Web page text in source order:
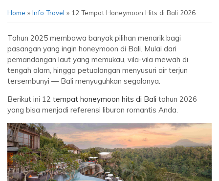
Home » Info Travel » 12 Tempat Honeymoon Hits di Bali 2026
Tahun 2025 membawa banyak pilihan menarik bagi
pasangan yang ingin honeymoon di Bali. Mulai dari
pemandangan laut yang memukau, vila-vila mewah di
tengah alam, hingga petualangan menyusuri air terjun
tersembunyi — Bali menyuguhkan segalanya.
Berikut ini 12 tempat honeymoon hits di Bali tahun 2026
yang bisa menjadi referensi liburan romantis Anda.